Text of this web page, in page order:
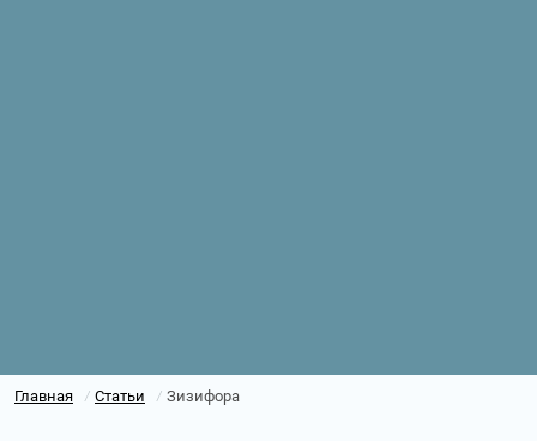
Главная / Статьи / Зизифора